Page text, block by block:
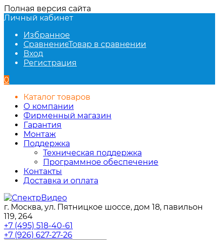
Полная версия сайта
Личный кабинет
Избранное
СравнениеТовар в сравнении
Вход
Регистрация
0
Каталог товаров
О компании
Фирменный магазин
Гарантия
Монтаж
Поддержка
Техническая поддержка
Программное обеспечение
Контакты
Доставка и оплата
г. Москва, ул. Пятницкое шоссе, дом 18, павильон
119, 264
+7 (495) 518-40-61
+7 (926) 627-27-26